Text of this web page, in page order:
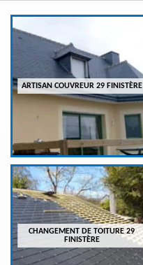
ARTISAN COUVREUR 29 FINISTÈRE
CHANGEMENT DE TOITURE 29
FINISTÈRE